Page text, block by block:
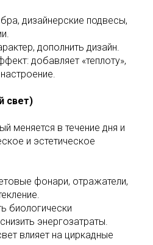
дизайнерские подвесы,
дополнить дизайн.
добавляет «теплоту»,
свет)
меняется в течение дня и
и эстетическое
фонари, отражатели,
биологически
энергозатраты.
влияет на циркадные